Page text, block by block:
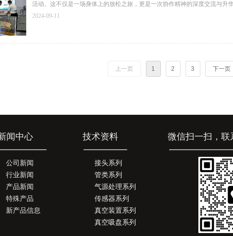
活动。这不仅是一场身体上的放松之旅，更是一次协作精神的深度交流与升华
2024-09-11
上一页 1 2 3 下一页
技术资料 微信扫一扫，联系
___________
公司新闻
行业新闻
产品新闻
特殊产品
新产品信息
接头系列
管类系列
气源处理系列
传感器系列
真空装置系列
真空吸盘系列